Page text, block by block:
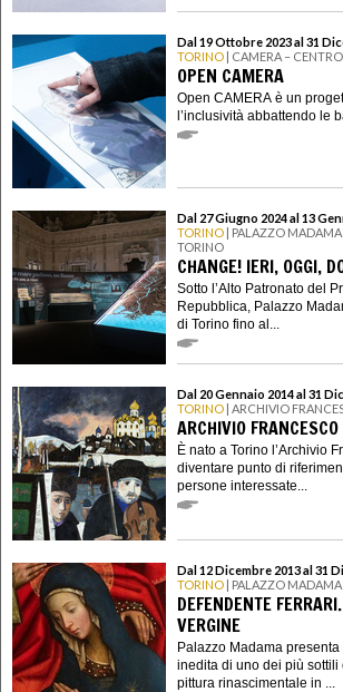
Dal 19 Ottobre 2023 al 31
TORINO | CAMERA –
OPEN CAMERA
Open CAMERA è un
l’inclusività abbattendo le
Dal 27 Giugno 2024 al 13
TORINO | PALAZZO
TORINO
CHANGE! IERI, OGGI,
Sotto l’Alto Patronato del
Repubblica, Palazzo
di Torino fino al...
Dal 20 Gennaio 2014 al 31
TORINO | ARCHIVIO
ARCHIVIO
È nato a Torino l’Archivio
diventare punto di
persone interessate...
Dal 12 Dicembre 2013 al 31
TORINO | PALAZZO MADAMA
DEFENDENTE
VERGINE
Palazzo Madama
inedita di uno dei più
pittura rinascimentale in ...